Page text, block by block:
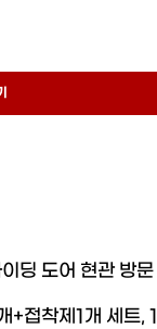
딩 도어 현관 방
+접착제1개 세트,